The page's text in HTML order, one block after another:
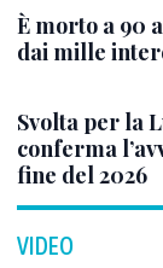
È morto a 90
dai mille
Svolta per la
conferma
fine del 2026
VIDEO